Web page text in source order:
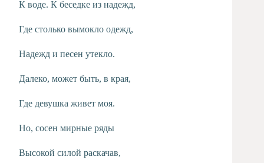
К воде. К беседке из надежд,
Где столько вымокло одежд,
Надежд и песен утекло.
Далеко, может быть, в края,
Где девушка живет моя.
Но, сосен мирные ряды
Высокой силой раскачав,